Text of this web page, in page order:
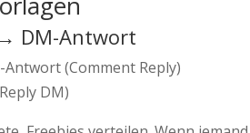
DM-Antwort
(Comment Reply)
DM)